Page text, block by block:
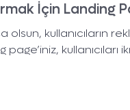
İçin Landing
olsun, kullanıcıların
Dijital, Dijital
Büyümen İçin